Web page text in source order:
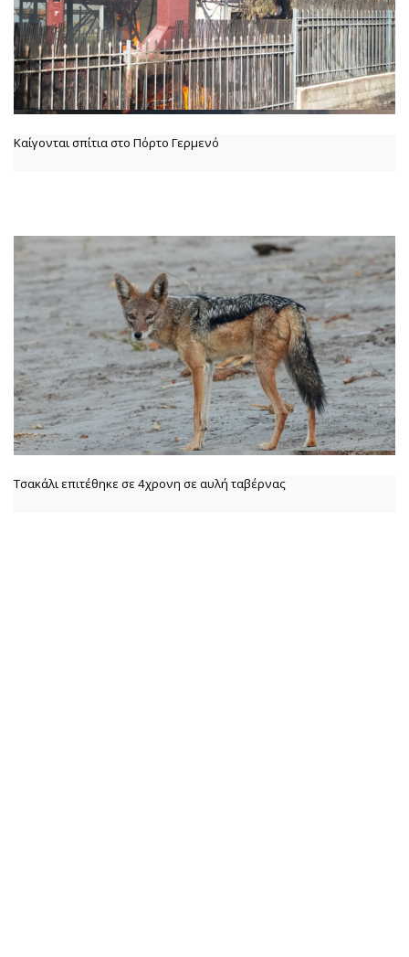
Καίγονται σπίτια στο Πόρτο Γερμενό
Τσακάλι επιτέθηκε σε 4χρονη σε αυλή ταβέρνας